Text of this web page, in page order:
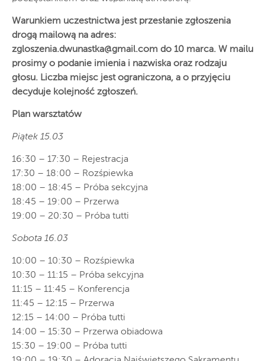
Warunkiem uczestnictwa jest przesłanie zgłoszenia
drogą mailową na adres:
zgloszenia.dwunastka@gmail.com do 10 marca. W mailu
prosimy o podanie imienia i nazwiska oraz rodzaju
głosu. Liczba miejsc jest ograniczona, a o przyjęciu
decyduje kolejność zgłoszeń.
Plan warsztatów
Piątek 15.03
16:30 – 17:30 – Rejestracja
17:30 – 18:00 – Rozśpiewka
18:00 – 18:45 – Próba sekcyjna
18:45 – 19:00 – Przerwa
19:00 – 20:30 – Próba tutti
Sobota 16.03
10:00 – 10:30 – Rozśpiewka
10:30 – 11:15 – Próba sekcyjna
11:15 – 11:45 – Konferencja
11:45 – 12:15 – Przerwa
12:15 – 14:00 – Próba tutti
14:00 – 15:30 – Przerwa obiadowa
15:30 – 19:00 – Próba tutti